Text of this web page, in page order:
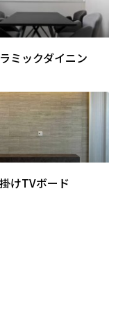
ミックダイニン
けTVボード